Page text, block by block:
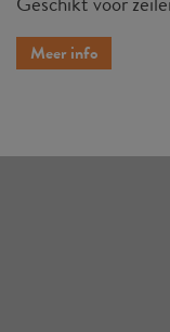
Meer info